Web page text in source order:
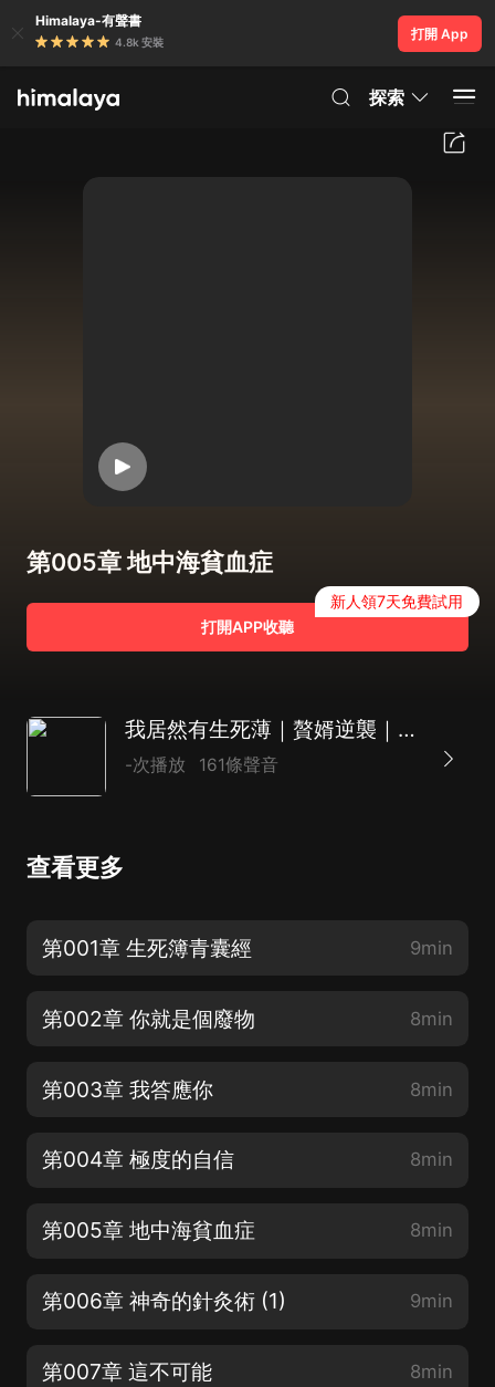
Himalaya-有聲書
4.8k 安裝
打開 App
探索
第005章 地中海貧血症
打開APP收聽
新人領7天免費試用
我居然有生死薄｜贅婿逆襲｜捉鬼打怪｜凡人修仙｜AI
-次播放 161條聲音
查看更多
第001章 生死簿青囊經 9min
第002章 你就是個廢物 8min
第003章 我答應你 8min
第004章 極度的自信 8min
第005章 地中海貧血症 8min
第006章 神奇的針灸術 (1) 9min
第007章 這不可能 8min